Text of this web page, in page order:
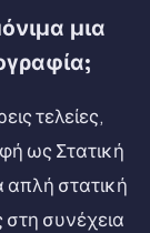
μια
τελείες,
ως Στατική
απλή στατική
στη συνέχεια